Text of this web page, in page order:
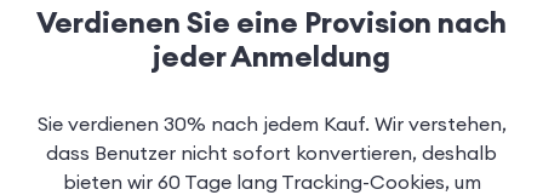
Verdienen Sie eine Provision nach
jeder Anmeldung
Sie verdienen 30% nach jedem Kauf. Wir verstehen,
dass Benutzer nicht sofort konvertieren, deshalb
bieten wir 60 Tage lang Tracking-Cookies, um